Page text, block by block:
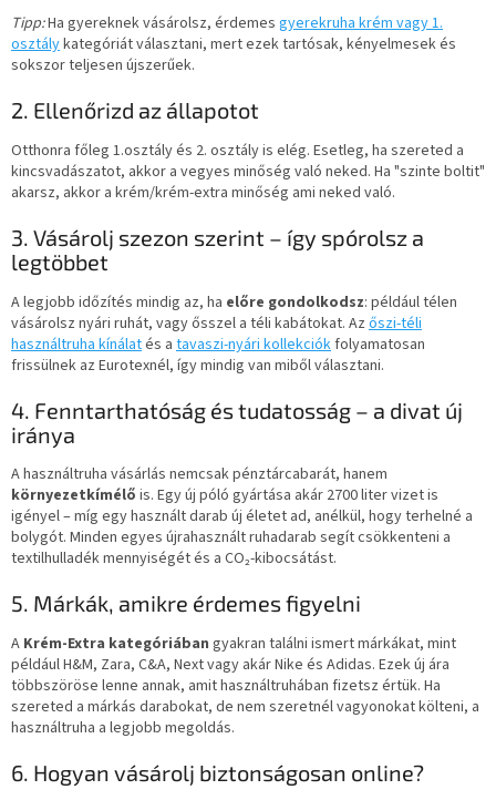
Tipp:Ha gyereknek vásárolsz, érdemes gyerekruha krém vagy 1.
osztálykategóriát választani, mert ezek tartósak, kényelmesek és
sokszor teljesen újszerűek.
2. Ellenőrizd az állapotot
Otthonra főleg 1.osztály és 2. osztály is elég. Esetleg, ha szereted a
kincsvadászatot, akkor a vegyes minőség való neked. Ha "szinte boltit"
akarsz, akkor a krém/krém-extra minőség ami neked való.
3. Vásárolj szezon szerint – így spórolsz a
legtöbbet
A legjobb időzítés mindig az, ha előre gondolkodsz: például télen
vásárolsz nyári ruhát, vagy ősszel a téli kabátokat. Az őszi-téli
használtruha kínálatés a tavaszi-nyári kollekciókfolyamatosan
frissülnek az Eurotexnél, így mindig van miből választani.
4. Fenntarthatóság és tudatosság – a divat új
iránya
A használtruha vásárlás nemcsak pénztárcabarát, hanem
környezetkímélő is. Egy új póló gyártása akár 2700 liter vizet is
igényel – míg egy használt darab új életet ad, anélkül, hogy terhelné a
bolygót. Minden egyes újrahasznált ruhadarab segít csökkenteni a
textilhulladék mennyiségét és a CO₂-kibocsátást.
5. Márkák, amikre érdemes figyelni
A Krém-Extra kategóriában gyakran találni ismert márkákat, mint
például H&M, Zara, C&A, Next vagy akár Nike és Adidas. Ezek új ára
többszöröse lenne annak, amit használtruhában fizetsz értük. Ha
szereted a márkás darabokat, de nem szeretnél vagyonokat költeni, a
használtruha a legjobb megoldás.
6. Hogyan vásárolj biztonságosan online?